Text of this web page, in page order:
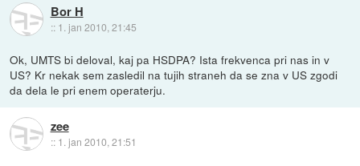
Bor H
:: 1. jan 2010, 21:45
Ok, UMTS bi deloval, kaj pa HSDPA? Ista frekvenca pri nas in v
US? Kr nekak sem zasledil na tujih straneh da se zna v US zgodi
da dela le pri enem operaterju.
zee
:: 1. jan 2010, 21:51